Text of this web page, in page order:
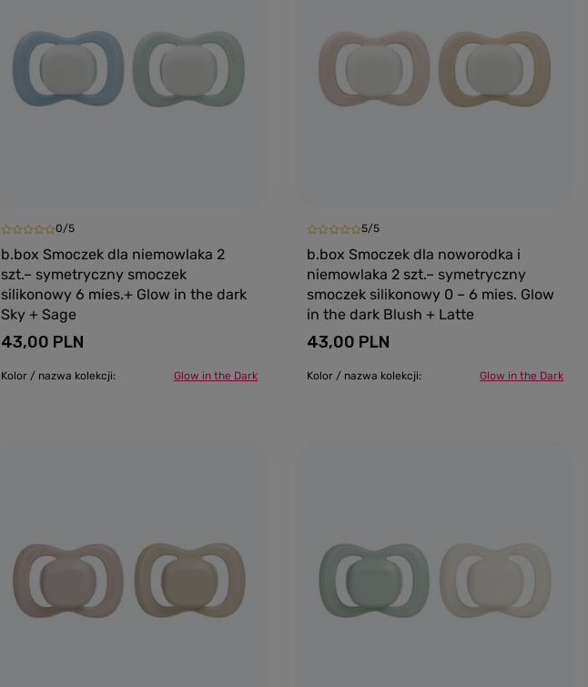
0/5
b.box Smoczek dla niemowlaka 2
szt.– symetryczny smoczek
silikonowy 6 mies.+ Glow in the dark
Sky + Sage
43,00 PLN
Kolor / nazwa kolekcji: Glow in the Dark
5/5
b.box Smoczek dla noworodka i
niemowlaka 2 szt.– symetryczny
smoczek silikonowy 0 – 6 mies. Glow
in the dark Blush + Latte
43,00 PLN
Kolor / nazwa kolekcji: Glow in the Dark